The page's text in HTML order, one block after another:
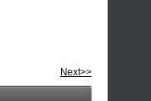
Next>>